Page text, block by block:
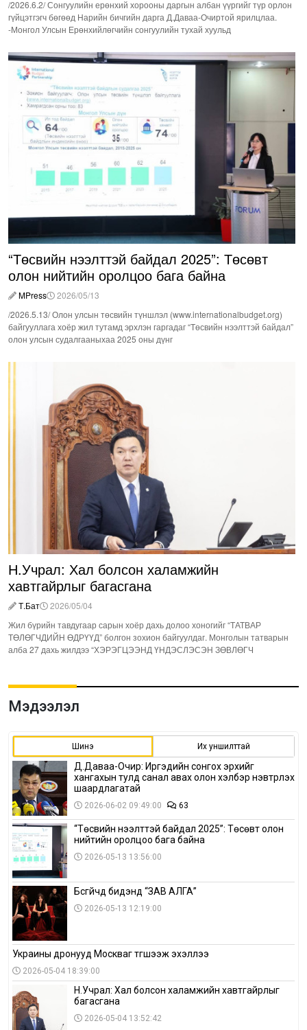
/2026.6.2/ Сонгуулийн ерөнхий хорооны даргын албан үүргийг түр орлон
гүйцэтгэгч бөгөөд Нарийн бичгийн дарга Д.Даваа-Очиртой ярилцлаа.
-Монгол Улсын Ерөнхийлөгчийн сонгуулийн тухай хуульд
“Төсвийн нээлттэй байдал 2025”: Төсөвт
олон нийтийн оролцоо бага байна
MPress
2026/05/13
/2026.5.13/ Олон улсын төсвийн түншлэл (www.internationalbudget.org)
байгууллага хоёр жил тутамд эрхлэн гаргадаг “Төсвийн нээлттэй байдал”
олон улсын судалгааныхаа 2025 оны дүнг
Н.Учрал: Хал болсон халамжийн
хавтгайрлыг багасгана
Т.Бат
2026/05/04
Жил бүрийн тавдугаар сарын хоёр дахь долоо хоногийг “ТАТВАР
ТӨЛӨГЧДИЙН ӨДРҮҮД” болгон зохион байгуулдаг. Монголын татварын
алба 27 дахь жилдээ “ХЭРЭГЦЭЭНД ҮНДЭСЛЭСЭН ЗӨВЛӨГЧ
Мэдээлэл
Шинэ Их уншилттай
Д.Даваа-Очир: Иргэдийн сонгох эрхийг
хангахын тулд санал авах олон хэлбэр нэвтрүүлэх
шаардлагатай
2026-06-02 09:49:00 63
“Төсвийн нээлттэй байдал 2025”: Төсөвт олон
нийтийн оролцоо бага байна
2026-05-13 13:56:00
Бүсгүйчүүд бидэнд “ЗАВ АЛГА”
2026-05-13 12:19:00
Украины дронууд Москваг түгшээж эхэллээ
2026-05-04 18:39:00
Н.Учрал: Хал болсон халамжийн хавтгайрлыг
багасгана
2026-05-04 13:52:42